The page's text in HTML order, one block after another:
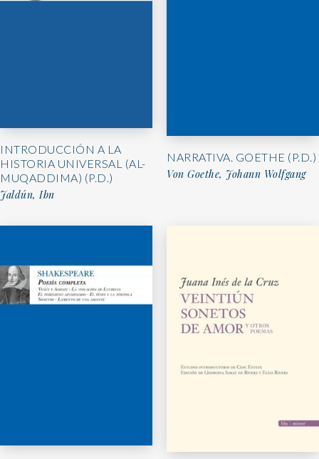
INTRODUCCIÓN A LA
HISTORIA UNIVERSAL (AL-
MUQADDIMA) (P.D.)
Jaldún, Ibn
NARRATIVA. GOETHE (P.D.)
Von Goethe, Johann Wolfgang